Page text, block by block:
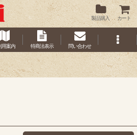
製品購入 カート
用案内 特商法表示 問い合わせ